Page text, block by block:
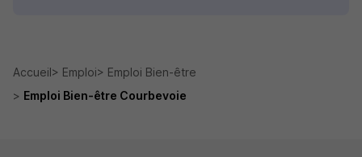
Accueil Emploi
Emploi Bien-être
Emploi Bien-être Courbevoie